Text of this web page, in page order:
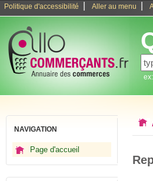
Politique d'accessibilité Aller au menu
NAVIGATION
Page d'accueil